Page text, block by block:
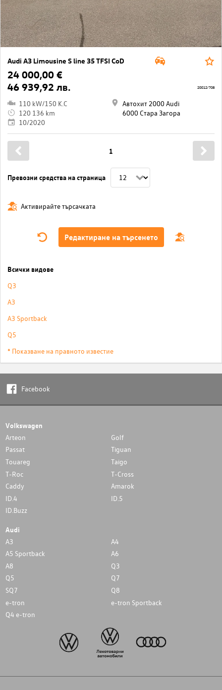
Audi A3 Limousine S line 35 TFSI CoD
24 000,00 €
46 939,92 лв.
110 kW/150 K.C
120 136 km
10/2020
Автохит 2000 Audi
6000 Стара Загора
20012/708
Превозни средства на страница
1
Активирайте търсачката
Редактиране на търсенето
Всички видове
Q3
A3
A3 Sportback
Q5
* Показване на правното известие
Facebook
Volkswagen
Arteon
Golf
Passat
Tiguan
Touareg
Taigo
T-Roc
T-Cross
Caddy
Amarok
ID.4
ID.5
ID.Buzz
Audi
A3
A4
A5 Sportback
A6
A8
Q3
Q5
Q7
SQ7
Q8
e-tron
e-tron Sportback
Q4 e-tron